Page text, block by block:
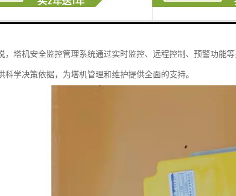
性和兼容性：系统可以根据需要进行扩展和升级，支持与其他设
，塔机安全监控管理系统通过实时监控、远程控制、预警功能
科学决策依据，为塔机管理和维护提供全面的支持。